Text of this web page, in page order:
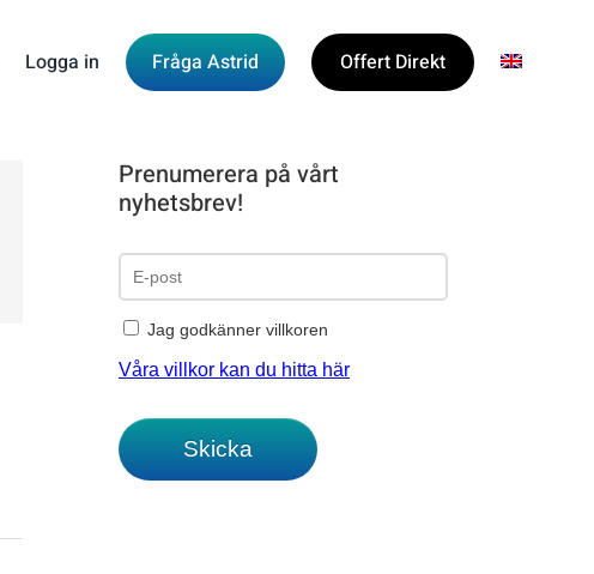
Fråga Astrid Offert Direkt
Logga in
Prenumerera på vårt
nyhetsbrev!